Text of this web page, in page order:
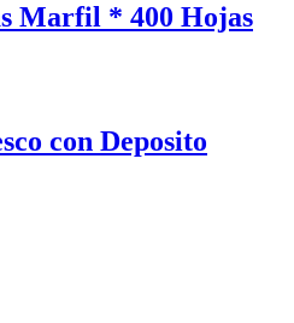
Marfil * 400 Hojas
con Deposito